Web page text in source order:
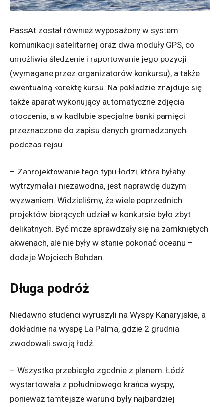
PassAt został również wyposażony w system
komunikacji satelitarnej oraz dwa moduły GPS, co
umożliwia śledzenie i raportowanie jego pozycji
(wymagane przez organizatorów konkursu), a także
ewentualną korektę kursu. Na pokładzie znajduje się
także aparat wykonujący automatyczne zdjęcia
otoczenia, a w kadłubie specjalne banki pamięci
przeznaczone do zapisu danych gromadzonych
podczas rejsu.
– Zaprojektowanie tego typu łodzi, która byłaby
wytrzymała i niezawodna, jest naprawdę dużym
wyzwaniem. Widzieliśmy, że wiele poprzednich
projektów biorących udział w konkursie było zbyt
delikatnych. Być może sprawdzały się na zamkniętych
akwenach, ale nie były w stanie pokonać oceanu –
dodaje Wojciech Bohdan.
Długa podróż
Niedawno studenci wyruszyli na Wyspy Kanaryjskie, a
dokładnie na wyspę La Palma, gdzie 2 grudnia
zwodowali swoją łódź.
– Wszystko przebiegło zgodnie z planem. Łódź
wystartowała z południowego krańca wyspy,
ponieważ tamtejsze warunki były najbardziej